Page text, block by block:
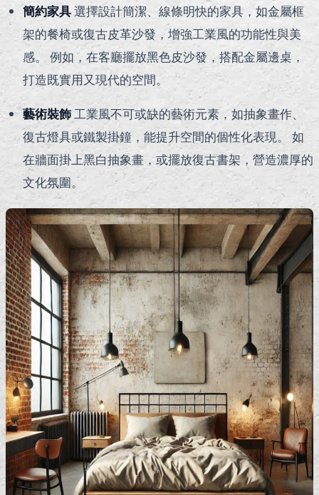
簡約家具選擇設計簡潔、線條明快的家具，如金屬框
架的餐椅或復古皮革沙發，增強工業風的功能性與美
感。 例如，在客廳擺放黑色皮沙發，搭配金屬邊桌，
打造既實用又現代的空間。
藝術裝飾工業風不可或缺的藝術元素，如抽象畫作、
復古燈具或鐵製掛鐘，能提升空間的個性化表現。 如
在牆面掛上黑白抽象畫，或擺放復古書架，營造濃厚的
文化氛圍。